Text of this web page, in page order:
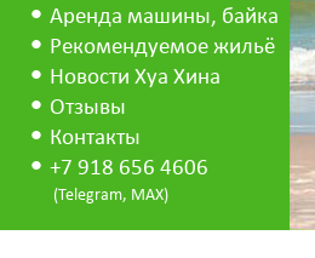
Аренда машины, байка
Рекомендуемое жильё
Новости Хуа Хина
Отзывы
Контакты
+7 918 656 4606
(Telegram, MAX)